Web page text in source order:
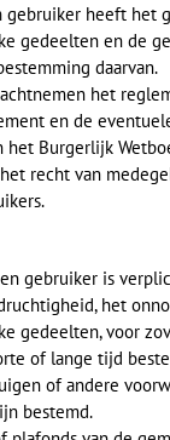
gebruiker heeft het
gedeelten en de
daarvan.
het
en de
het Burgerlijk
recht van
gebruiker is
het
gedeelten, voor
of lange tijd
of andere
bestemd.